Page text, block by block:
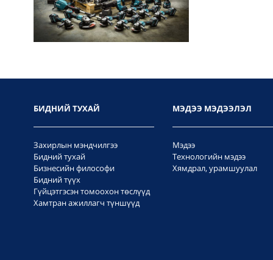
БИДНИЙ ТУХАЙ
Захирлын мэндчилгээ
Бидний тухай
Бизнесийн философи
Бидний түүх
Гүйцэтгэсэн томоохон төслүүд
Хамтран ажиллагч түншүүд
МЭДЭЭ МЭДЭЭЛЭЛ
Мэдээ
Технологийн мэдээ
Хямдрал, урамшуулал